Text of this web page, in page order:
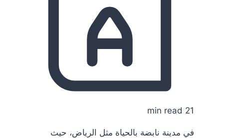
21 min read
في مدينة نابضة بالحياة مثل الرياض، حيث